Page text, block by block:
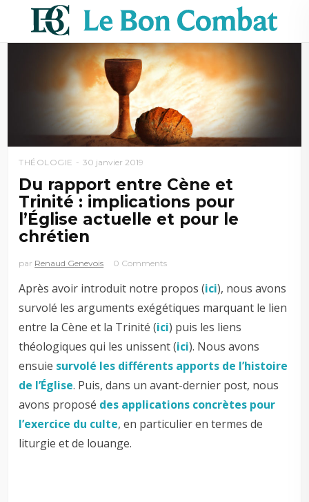
THÉOLOGIE 30 janvier 2019
Du rapport entre Cène et
Trinité : implications pour
l’Église actuelle et pour le
chrétien
par Renaud Genevois 0 Comments
Après avoir introduit notre propos (ici), nous avons
survolé les arguments exégétiques marquant le lien
entre la Cène et la Trinité (ici) puis les liens
théologiques qui les unissent (ici). Nous avons
ensuie survolé les différents apports de l’histoire
de l’Église. Puis, dans un avant-dernier post, nous
avons proposé des applications concrètes pour
l’exercice du culte, en particulier en termes de
liturgie et de louange.